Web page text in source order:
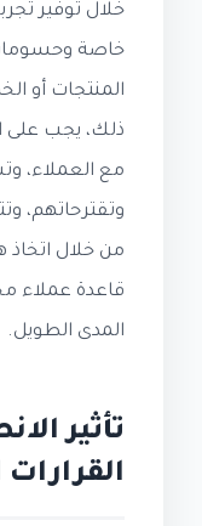
خلال توفير
خاصة
المنتجات أو
ذلك، يجب على
مع العملاء،
وتقترحاتهم،
من خلال اتخاذ
قاعدة عملاء
المدى الطويل.
تأثير